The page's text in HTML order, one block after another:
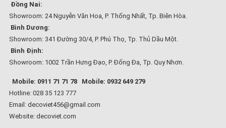
Đồng Nai:
Showroom: 24 Nguyễn Văn Hoa, P. Thống Nhất, Tp. Biên Hòa.
Bình Dương:
Showroom: 341 Đường 30/4, P. Phú Thọ, Tp. Thủ Dầu Một.
Bình Định:
Showroom: 1002 Trần Hưng Đạo, P. Đống Đa, Tp. Quy Nhơn.
Mobile: 0911 71 71 78
Mobile: 0932 649 279
Hotline: 028 35 123 777
Email: decoviet456@gmail.com
Website: decoviet.com